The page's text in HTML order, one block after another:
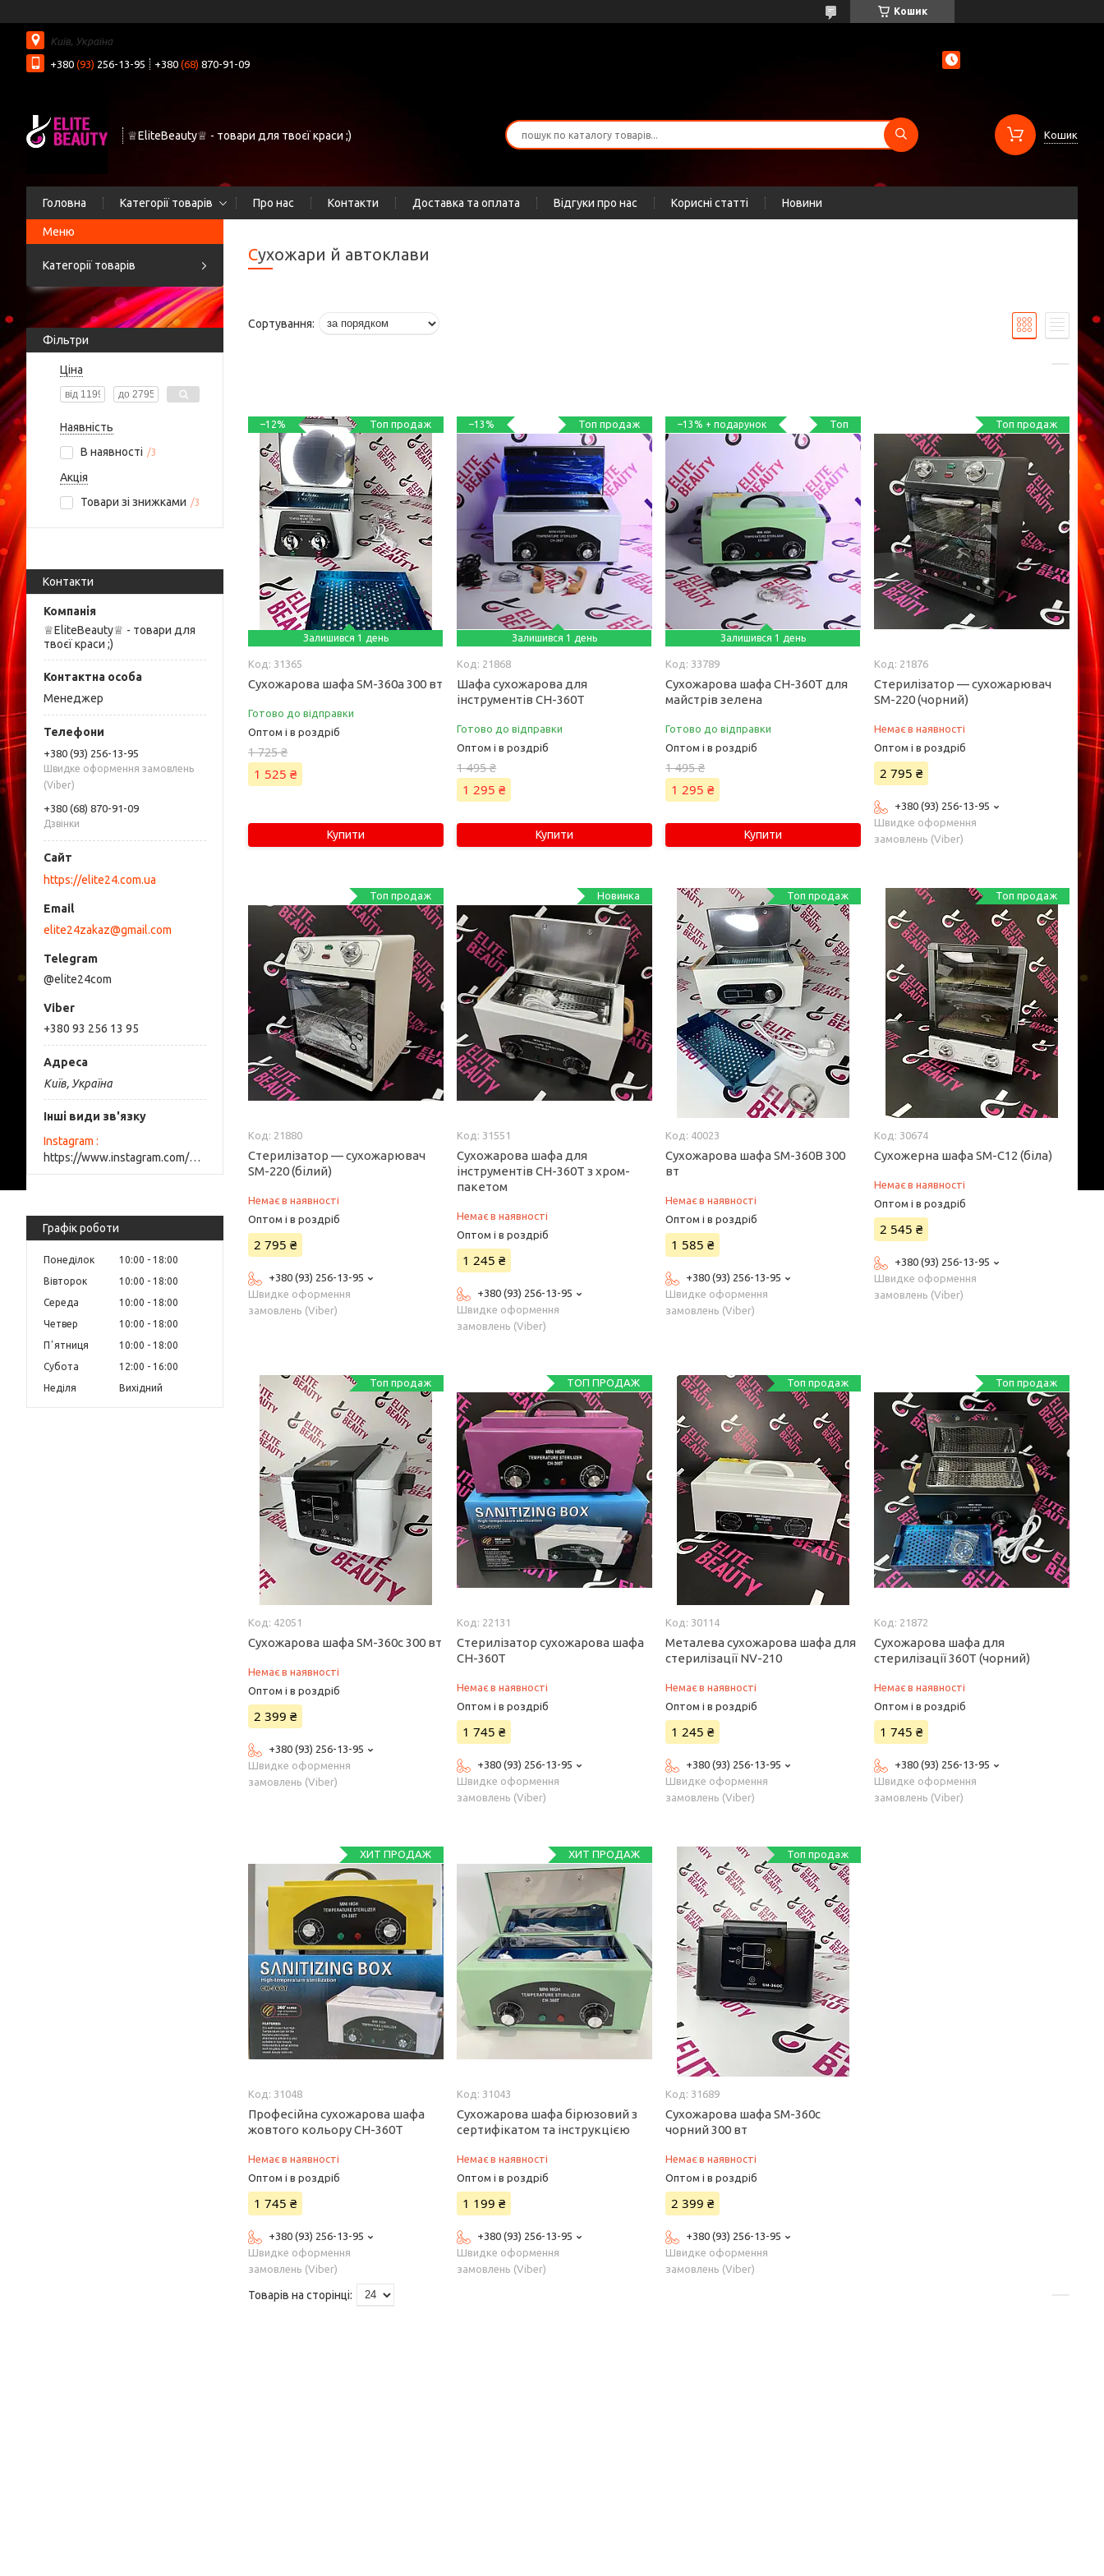
Кошик
Київ, Україна
+380 (93) 256-13-95 +380 (68) 870-91-09
♕EliteBeauty♕ - товари для твоєї краси ;) Кошик
Головна Категорії товарів Про нас Контакти Доставка та оплата Відгуки про нас Корисні статті Новини
Категорії товарів
Фільтри
Ціна
Наявність
В наявності
3
Акція
Товари зі знижками
3
Контакти
♕EliteBeauty♕ - товари для
твоєї краси ;)
Менеджер
+380 (93) 256-13-95
Швидке оформення замовлень
(Viber)
+380 (68) 870-91-09
Дзвінки
https://elite24.com.ua
elite24zakaz@gmail.com
@elite24com
+380 93 256 13 95
Київ, Україна
Інші види зв'язку
Instagram
https://www.instagram.com/elite_beauty_lutsk/
Графік роботи
Понеділок 10:00
18:00
Вівторок
10:00
18:00
Середа
10:00
18:00
Четвер
10:00
18:00
Пʼятниця
10:00
18:00
Субота
12:00
16:00
Неділя
Вихідний
Сухожари й автоклави
–12%
Залишився 1 день
Топ продаж
31365
Сухожарова шафа SM-360а 300 вт
Готово до відправки
Оптом і в роздріб
1 725 ₴
1 525 ₴
Купити
–13%
Залишився 1 день
Топ продаж
21868
Шафа сухожарова для
інструментів CH-360T
Готово до відправки
Оптом і в роздріб
1 495 ₴
1 295 ₴
Купити
–13%
Залишився 1 день
Топ
33789
Сухожарова шафа CH-360T для
майстрів зелена
Готово до відправки
Оптом і в роздріб
1 495 ₴
1 295 ₴
Купити
Топ продаж
21876
Стерилізатор — сухожарювач
SM-220 (чорний)
Немає в наявності
Оптом і в роздріб
2 795 ₴
+380 (93) 256-13-95
Швидке оформення
замовлень (Viber)
Топ продаж
21880
Стерилізатор — сухожарювач
SM-220 (білий)
Немає в наявності
Оптом і в роздріб
2 795 ₴
+380 (93) 256-13-95
Швидке оформення
замовлень (Viber)
Новинка
31551
Сухожарова шафа для
інструментів CH-360T з хром-
пакетом
Немає в наявності
Оптом і в роздріб
1 245 ₴
+380 (93) 256-13-95
Швидке оформення
замовлень (Viber)
Топ продаж
40023
Сухожарова шафа SM-360B 300
вт
Немає в наявності
Оптом і в роздріб
1 585 ₴
+380 (93) 256-13-95
Швидке оформення
замовлень (Viber)
Топ продаж
30674
Сухожерна шафа SM-C12 (біла)
Немає в наявності
Оптом і в роздріб
2 545 ₴
+380 (93) 256-13-95
Швидке оформення
замовлень (Viber)
Топ продаж
42051
Сухожарова шафа SM-360с 300 вт
Немає в наявності
Оптом і в роздріб
2 399 ₴
+380 (93) 256-13-95
Швидке оформення
замовлень (Viber)
ТОП ПРОДАЖ
22131
Стерилізатор сухожарова шафа
CH-360T
Немає в наявності
Оптом і в роздріб
1 745 ₴
+380 (93) 256-13-95
Швидке оформення
замовлень (Viber)
Топ продаж
30114
Металева сухожарова шафа для
стерилізації NV-210
Немає в наявності
Оптом і в роздріб
1 245 ₴
+380 (93) 256-13-95
Швидке оформення
замовлень (Viber)
Топ продаж
21872
Сухожарова шафа для
стерилізації 360Т (чорний)
Немає в наявності
Оптом і в роздріб
1 745 ₴
+380 (93) 256-13-95
Швидке оформення
замовлень (Viber)
ХИТ ПРОДАЖ
31048
Професійна сухожарова шафа
жовтого кольору CH-360T
Немає в наявності
Оптом і в роздріб
1 745 ₴
+380 (93) 256-13-95
Швидке оформення
замовлень (Viber)
ХИТ ПРОДАЖ
31043
Сухожарова шафа бірюзовий з
сертифікатом та інструкцією
Немає в наявності
Оптом і в роздріб
1 199 ₴
+380 (93) 256-13-95
Швидке оформення
замовлень (Viber)
Топ продаж
31689
Сухожарова шафа SM-360с
чорний 300 вт
Немає в наявності
Оптом і в роздріб
2 399 ₴
+380 (93) 256-13-95
Швидке оформення
замовлень (Viber)